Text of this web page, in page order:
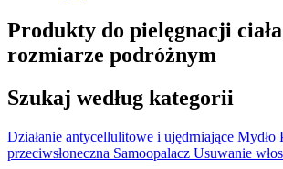
Produkty do pielęgnacji
rozmiarze podróżnym
Szukaj według kategorii
Działanie antycellulitowe i ujędrniające Mydło
przeciwsłoneczna Samoopalacz Usuwanie